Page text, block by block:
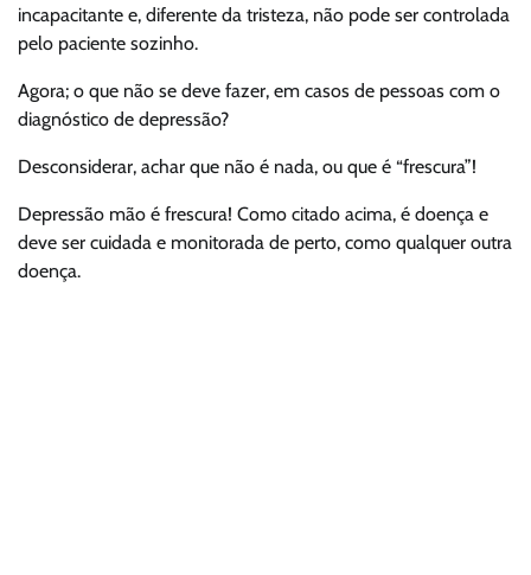
incapacitante e, diferente da tristeza, não pode ser controlada
pelo paciente sozinho.
Agora; o que não se deve fazer, em casos de pessoas com o
diagnóstico de depressão?
Desconsiderar, achar que não é nada, ou que é “frescura”!
Depressão mão é frescura! Como citado acima, é doença e
deve ser cuidada e monitorada de perto, como qualquer outra
doença.